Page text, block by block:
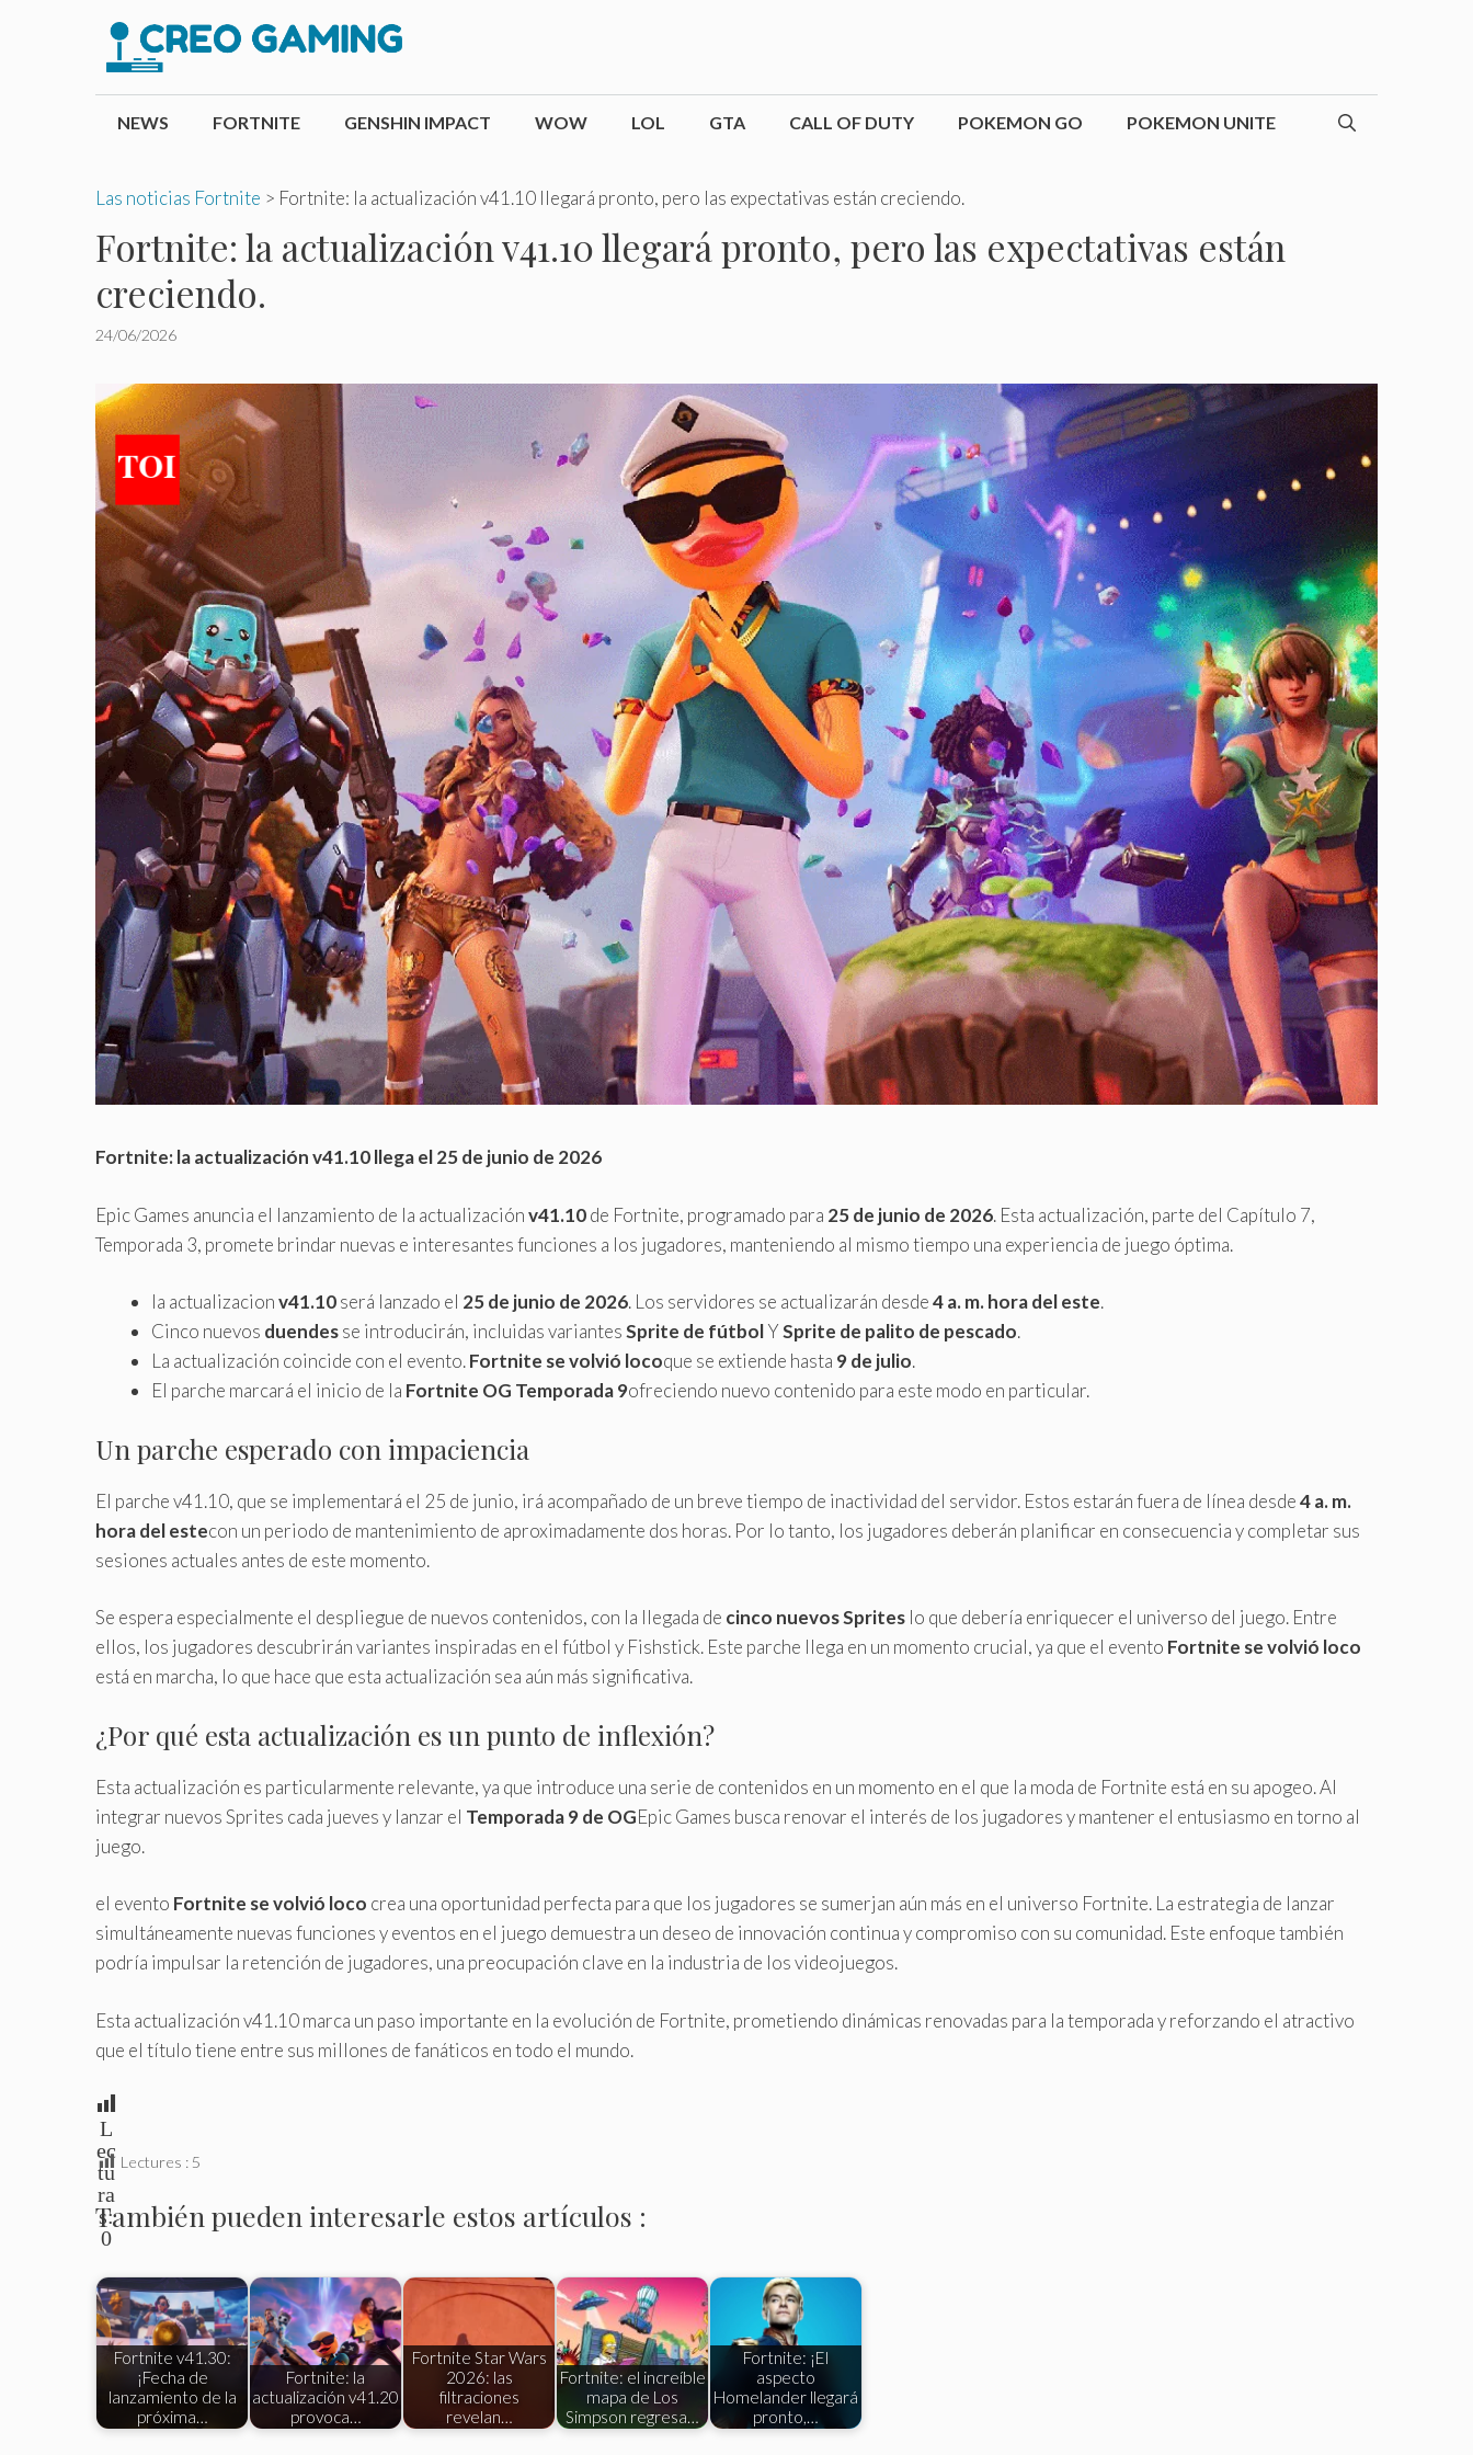
contenido
NEWS FORTNITE GENSHIN IMPACT WOW LOL GTA CALL OF DUTY POKEMON GO POKEMON UNITE
Las noticias Fortnite > Fortnite: la actualización v41.10 llegará pronto, pero las expectativas están creciendo.
Fortnite: la actualización v41.10 llegará pronto, pero las expectativas están
creciendo.
24/06/2026
Fortnite: la actualización v41.10 llega el 25 de junio de 2026
Epic Games anuncia el lanzamiento de la actualizaciónv41.10de Fortnite, programado para 25 de junio de 2026. Esta actualización, parte del Capítulo 7,
Temporada 3, promete brindar nuevas e interesantes funciones a los jugadores, manteniendo al mismo tiempo una experiencia de juego óptima.
la actualizacionv41.10será lanzado el 25 de junio de 2026. Los servidores se actualizarán desde4 a. m. hora del este.
Cinco nuevos duendesse introducirán, incluidas variantesSprite de fútbolYSprite de palito de pescado.
La actualización coincide con el evento.Fortnite se volvió locoque se extiende hasta 9 de julio.
El parche marcará el inicio de la Fortnite OG Temporada 9ofreciendo nuevo contenido para este modo en particular.
Un parche esperado con impaciencia
El parche v41.10, que se implementará el 25 de junio, irá acompañado de un breve tiempo de inactividad del servidor. Estos estarán fuera de línea desde4 a. m.
hora del estecon un periodo de mantenimiento de aproximadamente dos horas. Por lo tanto, los jugadores deberán planificar en consecuencia y completar sus
sesiones actuales antes de este momento.
Se espera especialmente el despliegue de nuevos contenidos, con la llegada de cinco nuevos Sprites lo que debería enriquecer el universo del juego. Entre
ellos, los jugadores descubrirán variantes inspiradas en el fútbol y Fishstick. Este parche llega en un momento crucial, ya que el evento Fortnite se volvió loco
está en marcha, lo que hace que esta actualización sea aún más significativa.
¿Por qué esta actualización es un punto de inflexión?
Esta actualización es particularmente relevante, ya que introduce una serie de contenidos en un momento en el que la moda de Fortnite está en su apogeo. Al
integrar nuevos Sprites cada jueves y lanzar el Temporada 9 de OGEpic Games busca renovar el interés de los jugadores y mantener el entusiasmo en torno al
juego.
el evento Fortnite se volvió loco crea una oportunidad perfecta para que los jugadores se sumerjan aún más en el universo Fortnite. La estrategia de lanzar
simultáneamente nuevas funciones y eventos en el juego demuestra un deseo de innovación continua y compromiso con su comunidad. Este enfoque también
podría impulsar la retención de jugadores, una preocupación clave en la industria de los videojuegos.
Esta actualización v41.10 marca un paso importante en la evolución de Fortnite, prometiendo dinámicas renovadas para la temporada y reforzando el atractivo
que el título tiene entre sus millones de fanáticos en todo el mundo.
L
ec
tu
ra
s:
0
Lectures : 5
También pueden interesarle estos artículos :
Fortnite v41.30:
¡Fecha de
lanzamiento de la
próxima…
Fortnite: la
actualización v41.20
provoca…
Fortnite Star Wars
2026: las
filtraciones
revelan…
Fortnite: el increíble
mapa de Los
Simpson regresa…
Fortnite: ¡El
aspecto
Homelander llegará
pronto,…